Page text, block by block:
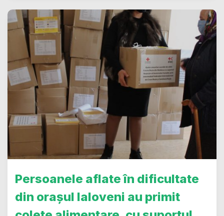
Persoanele aflate în dificultate
din orașul Ialoveni au primit